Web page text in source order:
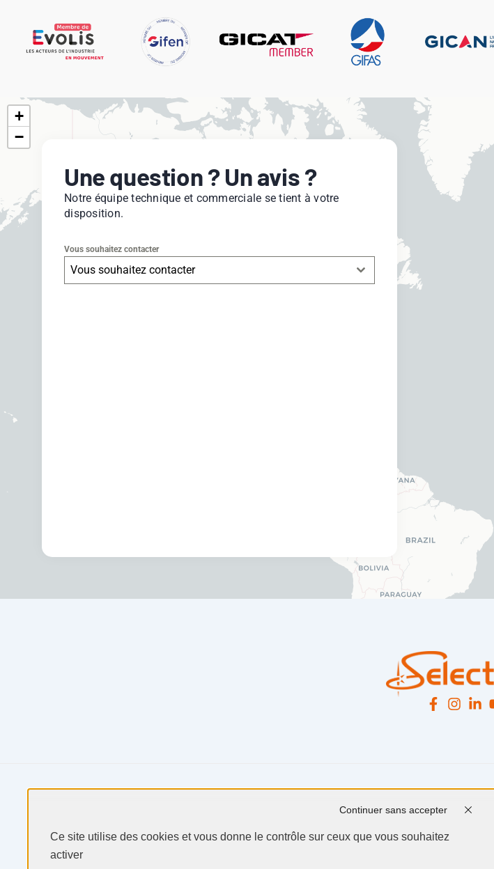
+
−
Une question ? Un avis ?
Notre équipe technique et commerciale se tient à votre
disposition.
Vous souhaitez contacter
Vous souhaitez contacter
Produits & Services
Ce site utilise des cookies et vous donne le contrôle sur ceux que vous souhaitez
activer
Continuer sans accepter